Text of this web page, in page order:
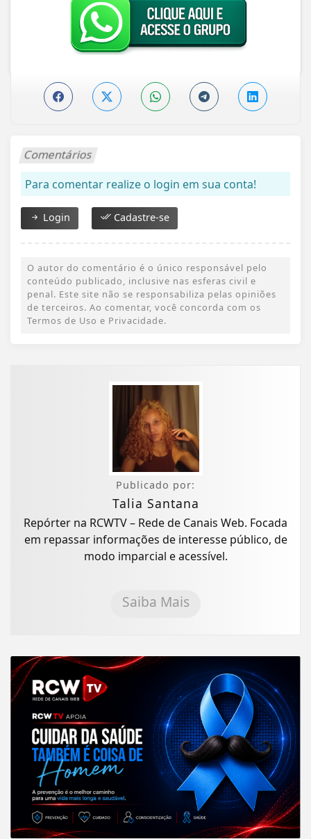
Comentários
Para comentar realize o login em sua conta!
Login Cadastre-se
O autor do comentário é o único responsável pelo
conteúdo publicado, inclusive nas esferas civil e
penal. Este site não se responsabiliza pelas opiniões
de terceiros. Ao comentar, você concorda com os
Termos de Uso e Privacidade.
Publicado por:
Talia Santana
Repórter na RCWTV – Rede de Canais Web. Focada
em repassar informações de interesse público, de
modo imparcial e acessível.
Saiba Mais